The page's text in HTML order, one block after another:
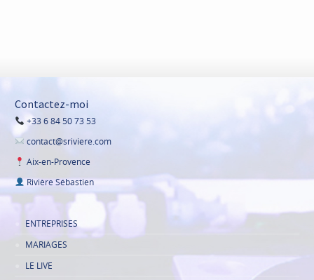
Contactez-moi
+33 6 84 50 73 53
contact@sriviere.com
Aix-en-Provence
Rivière Sébastien
ENTREPRISES
MARIAGES
LE LIVE